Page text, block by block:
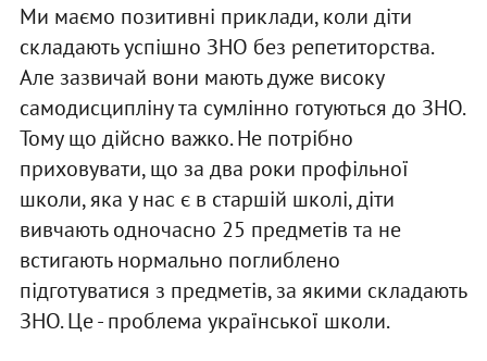
Ми маємо позитивні приклади, коли діти
складають успішно ЗНО без репетиторства.
Але зазвичай вони мають дуже високу
самодисципліну та сумлінно готуються до ЗНО.
Тому що дійсно важко. Не потрібно
приховувати, що за два роки профільної
школи, яка у нас є в старшій школі, діти
вивчають одночасно 25 предметів та не
встигають нормально поглиблено
підготуватися з предметів, за якими складають
ЗНО. Це - проблема української школи.